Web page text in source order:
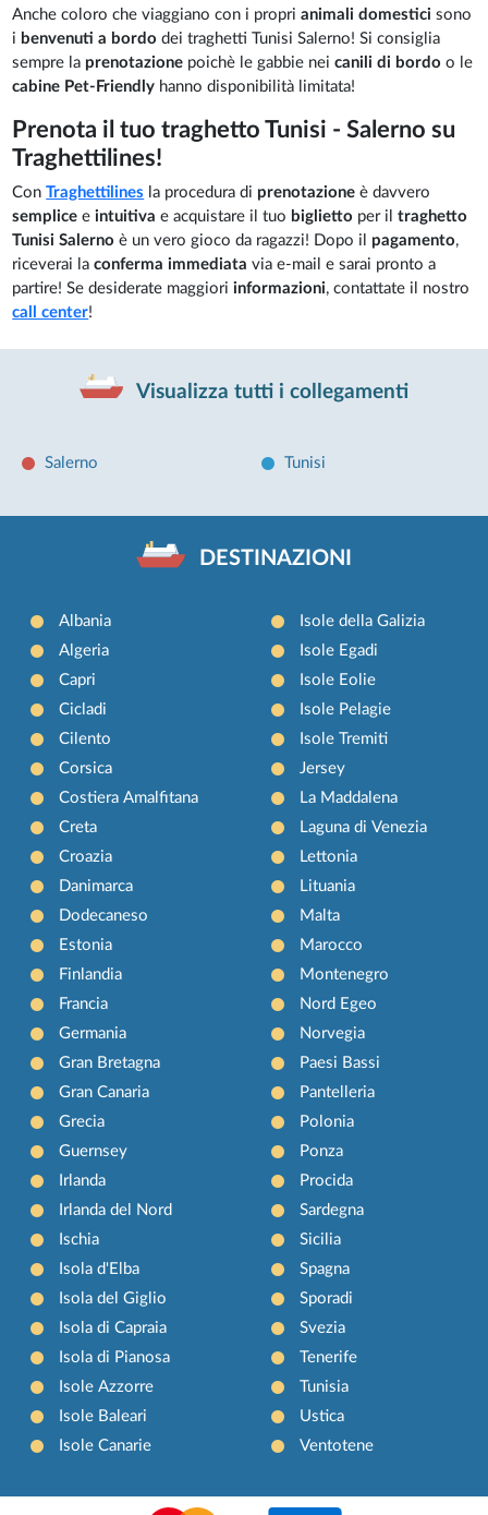
Anche coloro che viaggiano con i proprianimali domestici sono
i benvenuti a bordodei traghetti Tunisi Salerno! Si consiglia
sempre la prenotazione poichè le gabbie neicanili di bordoo le
cabine Pet-Friendly hanno disponibilità limitata!
Prenota il tuo traghetto Tunisi - Salerno su
Traghettilines!
ConTraghettilines la procedura di prenotazioneè davvero
sempliceeintuitivae acquistare il tuo biglietto per iltraghetto
Tunisi Salerno è un vero gioco da ragazzi! Dopo il pagamento,
riceverai laconferma immediata via e-mail e sarai pronto a
partire! Se desiderate maggioriinformazioni, contattate il nostro
call center!
Visualizza tutti i collegamenti
Salerno Tunisi
DESTINAZIONI
Albania
Algeria
Capri
Cicladi
Cilento
Corsica
Costiera Amalfitana
Creta
Croazia
Danimarca
Dodecaneso
Estonia
Finlandia
Francia
Germania
Gran Bretagna
Gran Canaria
Grecia
Guernsey
Irlanda
Irlanda del Nord
Ischia
Isola d'Elba
Isola del Giglio
Isola di Capraia
Isola di Pianosa
Isole Azzorre
Isole Baleari
Isole Canarie
Isole della Galizia
Isole Egadi
Isole Eolie
Isole Pelagie
Isole Tremiti
Jersey
La Maddalena
Laguna di Venezia
Lettonia
Lituania
Malta
Marocco
Montenegro
Nord Egeo
Norvegia
Paesi Bassi
Pantelleria
Polonia
Ponza
Procida
Sardegna
Sicilia
Spagna
Sporadi
Svezia
Tenerife
Tunisia
Ustica
Ventotene